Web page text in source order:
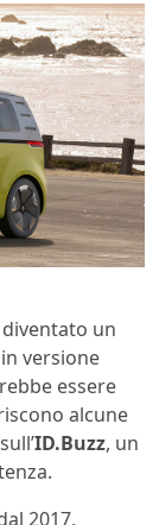
un
versione
essere
alcune
ID.Buzz, un
2017,